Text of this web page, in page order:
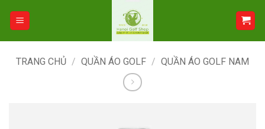
TRANG CHỦ / QUẦN ÁO GOLF / QUẦN ÁO GOLF NAM